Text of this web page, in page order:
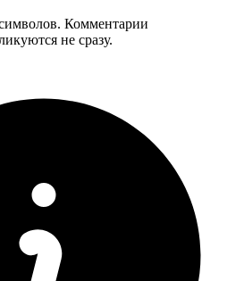
Комментарии
не сразу.